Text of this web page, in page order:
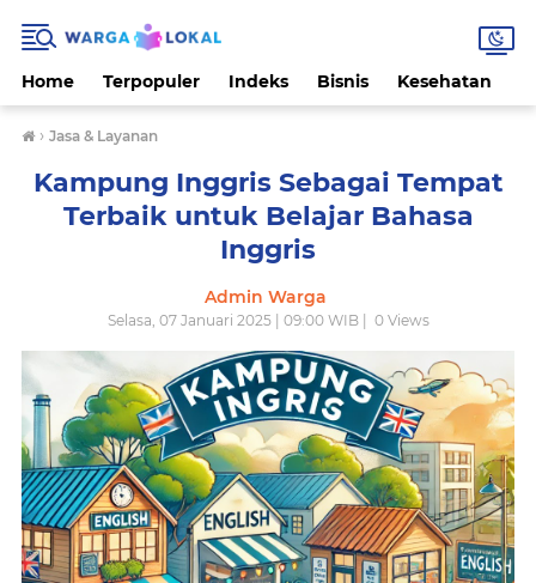
Home Terpopuler Indeks Bisnis Kesehatan
› Jasa & Layanan
Kampung Inggris Sebagai Tempat
Terbaik untuk Belajar Bahasa
Inggris
Admin Warga
Selasa, 07 Januari 2025 | 09:00 WIB | 0Views